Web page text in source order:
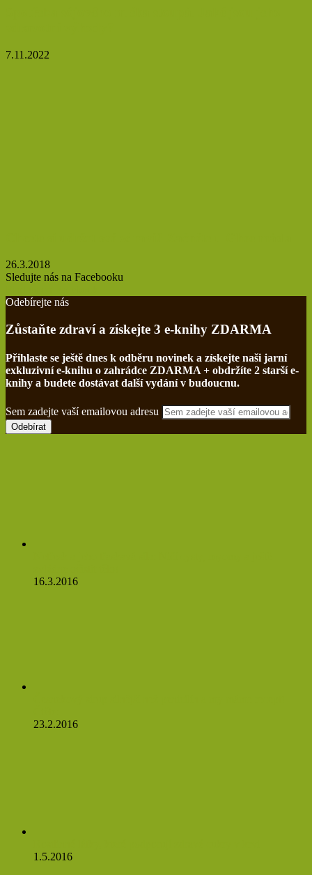
7.11.2022
26.3.2018
Sledujte nás na Facebooku
Odebírejte nás
Zůstaňte zdraví a získejte 3 e-knihy ZDARMA
Přihlaste se ještě dnes k odběru novinek a získejte naši jarní
exkluzivní e-knihu o zahrádce ZDARMA + obdržíte 2 starší e-
knihy a budete dostávat další vydání v budoucnu.
Sem zadejte vaší emailovou adresu
16.3.2016
23.2.2016
1.5.2016